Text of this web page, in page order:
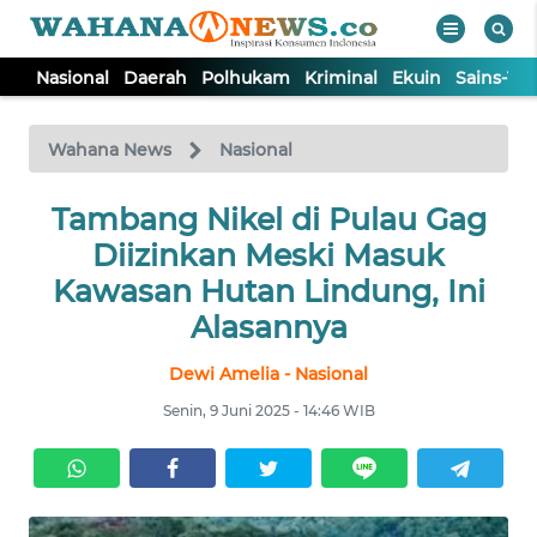
Nasional Daerah Polhukam Kriminal Ekuin Sains-
Wahana News Nasional
Tambang Nikel di Pulau Gag
Diizinkan Meski Masuk
Kawasan Hutan Lindung, Ini
Alasannya
Dewi Amelia - Nasional
Senin, 9 Juni 2025 - 14:46 WIB
TV
Tutup
NASIONAL
DAERAH
EKUIN